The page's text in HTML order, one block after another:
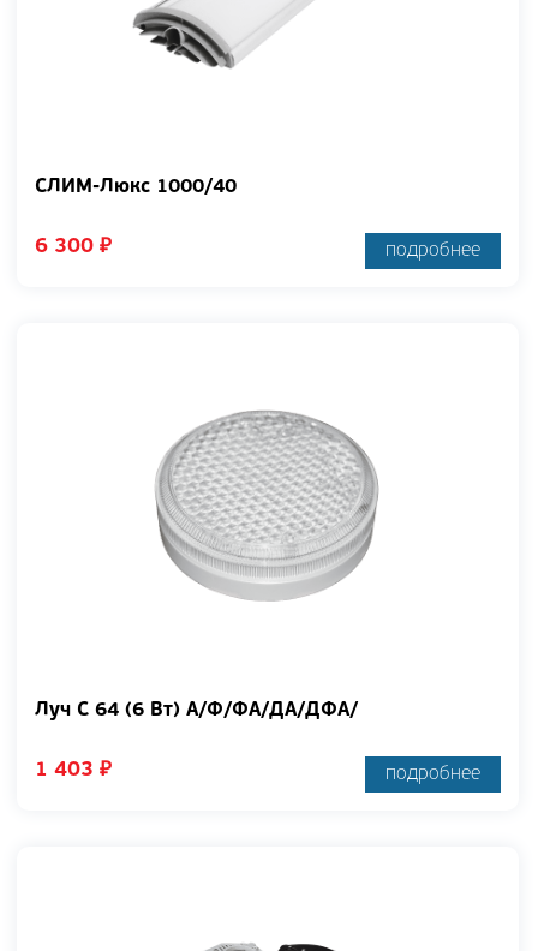
СЛИМ-Люкс 1000/40
6 300 ₽ подробнее
Луч С 64 (6 Вт) А/Ф/ФА/ДА/ДФА/
1 403 ₽ подробнее